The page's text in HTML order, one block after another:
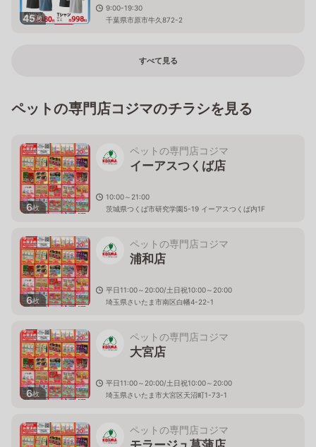
45枚
9:00-19:30
千葉県市原市牛久872-2
すべて見る
ペットの専門店コジマのチラシを見る
6枚
ペットの専門店コジマ
イーアスつくば店
10:00～21:00
茨城県つくば市研究学園5-19 イーアスつくば内1F
6枚
ペットの専門店コジマ
浦和店
平日11:00～20:00/土日祝10:00～20:00
埼玉県さいたま市南区白幡4-22-1
6枚
ペットの専門店コジマ
大宮店
平日11:00～20:00/土日祝10:00～20:00
埼玉県さいたま市大宮区天沼町1-73-1
ペットの専門店コジマ